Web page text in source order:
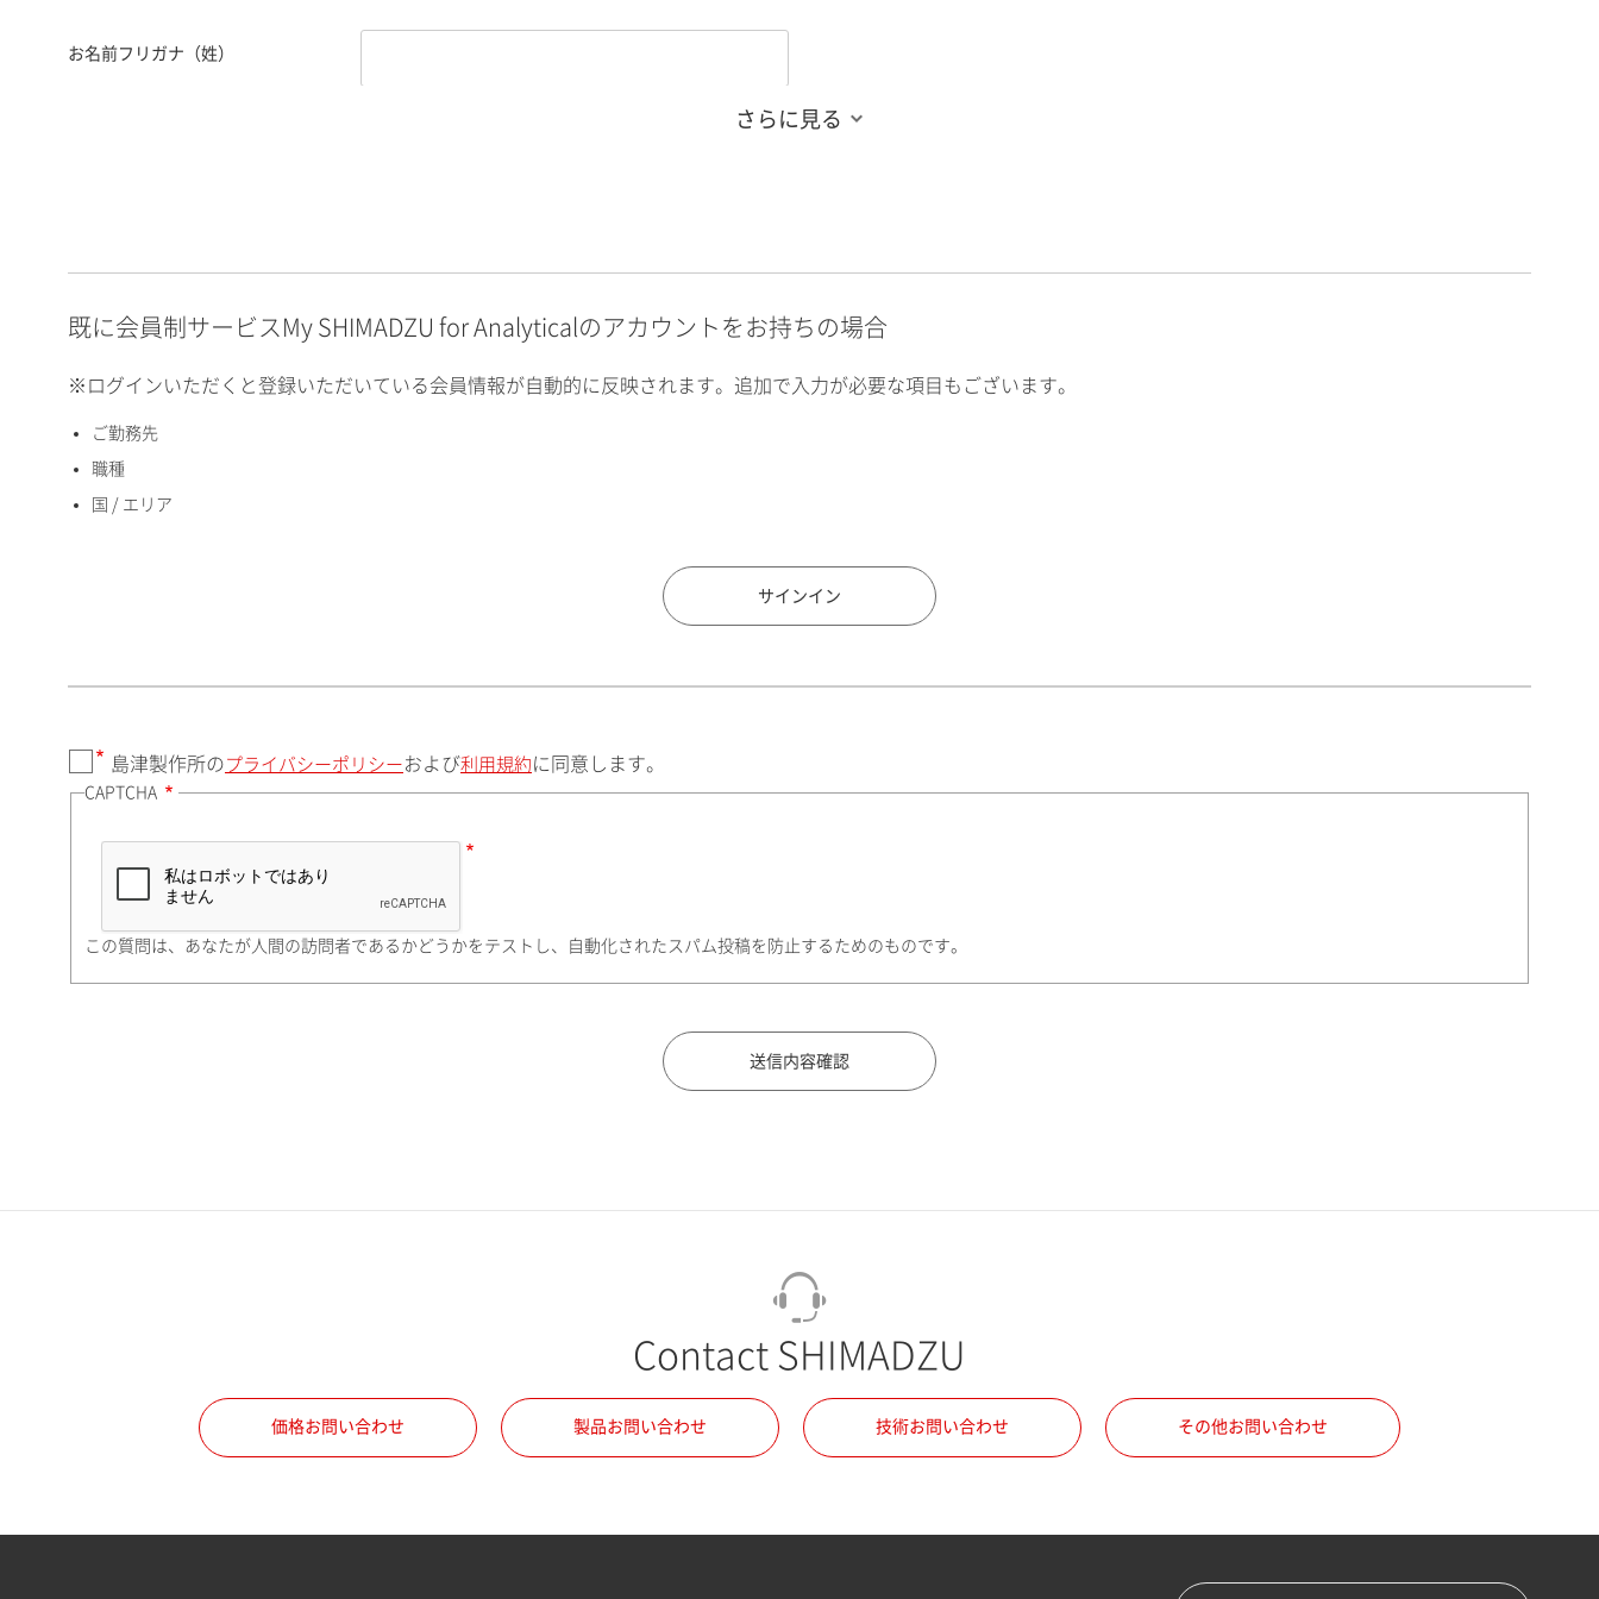
お名前フリガナ（姓）
英数）
国 / エリア
住所検索
町名・番地（勤務先）
所属部署
さらに見る
既に会員制サービスMy SHIMADZU for Analyticalのアカウントをお持ちの場合
※ログインいただくと登録いただいている会員情報が自動的に反映されます。追加で入力が必要な項目もございます。
ご勤務先
職種
国 / エリア
サインイン
島津製作所の プライバシーポリシー および利用規約 に同意します。
CAPTCHA
この質問は、あなたが人間の訪問者であるかどうかをテストし、自動化されたスパム投稿を防止するためのものです。
Contact SHIMADZU
価格お問い合わせ 製品お問い合わせ 技術お問い合わせ その他お問い合わせ